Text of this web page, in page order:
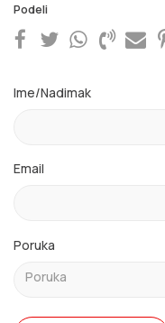
Podeli
Ime/Nadimak
Email
Poruka